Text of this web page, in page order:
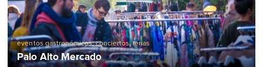
eventos gastronómicos,conciertos,ferias
Palo Alto Mercado